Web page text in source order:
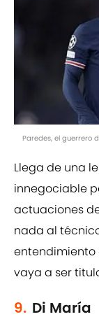
Paredes, el guerrero
Llega de una
innegociable
actuaciones
nada al
entendimiento
vaya a ser
9. Di María